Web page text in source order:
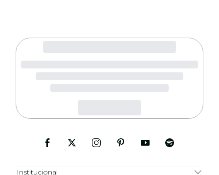
Institucional